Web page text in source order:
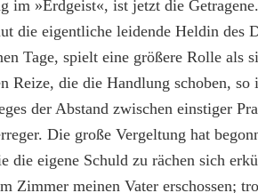
im »Erdgeist«, ist jetzt die
die eigentliche leidende Heldin des
Tage, spielt eine größere Rolle als
Reize, die die Handlung schoben, so
der Abstand zwischen einstiger
Die große Vergeltung hat
die eigene Schuld zu rächen sich
Zimmer meinen Vater erschossen;